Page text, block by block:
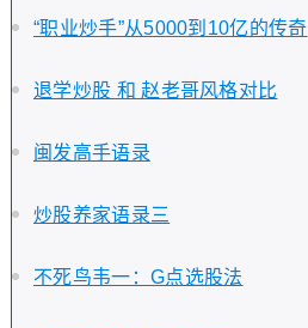
“职业炒手”从5000到10亿的传奇
退学炒股 和 赵老哥风格对比
闽发高手语录
炒股养家语录三
不死鸟韦一：G点选股法